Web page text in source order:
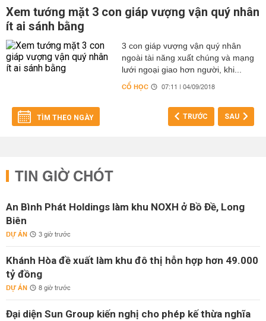
Xem tướng mặt 3 con giáp vượng vận quý nhân
ít ai sánh bằng
3 con giáp vượng vận quý nhân
ngoài tài năng xuất chúng và mạng
lưới ngoại giao hơn người, khi...
CỔ HỌC 07:11 | 04/09/2018
TÌM THEO NGÀY TRƯỚC SAU
TIN GIỜ CHÓT
An Bình Phát Holdings làm khu NOXH ở Bồ Đề, Long
Biên
DỰ ÁN 3 giờ trước
Khánh Hòa đề xuất làm khu đô thị hỗn hợp hơn 49.000
tỷ đồng
DỰ ÁN 8 giờ trước
Đại diện Sun Group kiến nghị cho phép kế thừa nghĩa